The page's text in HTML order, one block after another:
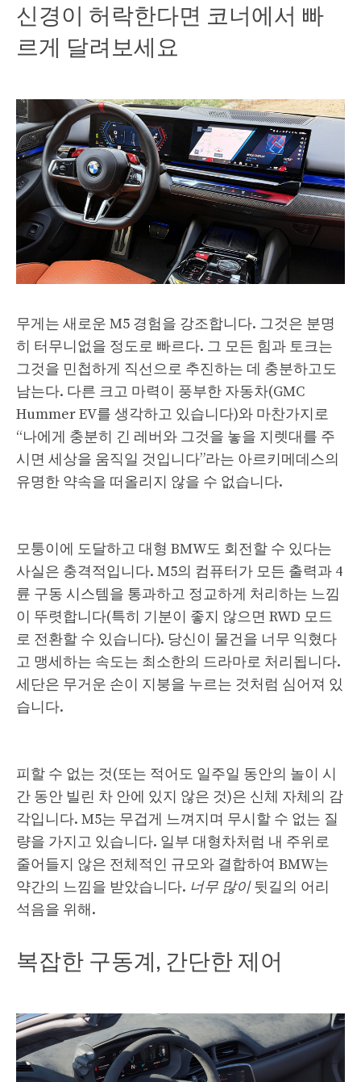
신경이 허락한다면 코너에서 빠
르게 달려보세요
무게는 새로운 M5 경험을 강조합니다. 그것은 분명
히 터무니없을 정도로 빠르다. 그 모든 힘과 토크는
그것을 민첩하게 직선으로 추진하는 데 충분하고도
남는다. 다른 크고 마력이 풍부한 자동차(GMC
Hummer EV를 생각하고 있습니다)와 마찬가지로
“나에게 충분히 긴 레버와 그것을 놓을 지렛대를 주
시면 세상을 움직일 것입니다”라는 아르키메데스의
유명한 약속을 떠올리지 않을 수 없습니다.
모퉁이에 도달하고 대형 BMW도 회전할 수 있다는
사실은 충격적입니다. M5의 컴퓨터가 모든 출력과 4
륜 구동 시스템을 통과하고 정교하게 처리하는 느낌
이 뚜렷합니다(특히 기분이 좋지 않으면 RWD 모드
로 전환할 수 있습니다). 당신이 물건을 너무 익혔다
고 맹세하는 속도는 최소한의 드라마로 처리됩니다.
세단은 무거운 손이 지붕을 누르는 것처럼 심어져 있
습니다.
피할 수 없는 것(또는 적어도 일주일 동안의 놀이 시
간 동안 빌린 차 안에 있지 않은 것)은 신체 자체의 감
각입니다. M5는 무겁게 느껴지며 무시할 수 없는 질
량을 가지고 있습니다. 일부 대형차처럼 내 주위로
줄어들지 않은 전체적인 규모와 결합하여 BMW는
약간의 느낌을 받았습니다. 너무 많이뒷길의 어리
석음을 위해.
복잡한 구동계, 간단한 제어